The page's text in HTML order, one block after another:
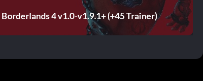
Borderlands 4 v1.0-v1.9.1+ (+45 Trainer)